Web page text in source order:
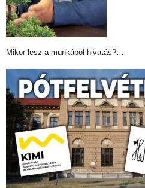
Mikor lesz a munkából hivatás?…